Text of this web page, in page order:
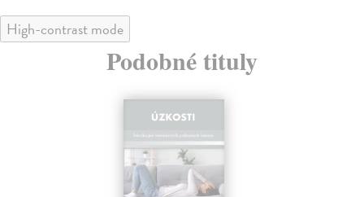
High-contrast mode
Podobné tituly